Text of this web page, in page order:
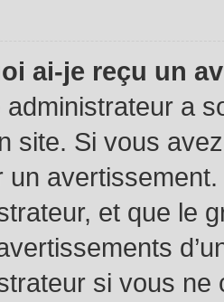
ai-je reçu un
administrateur a
site. Si vous
un
et que le
si vous